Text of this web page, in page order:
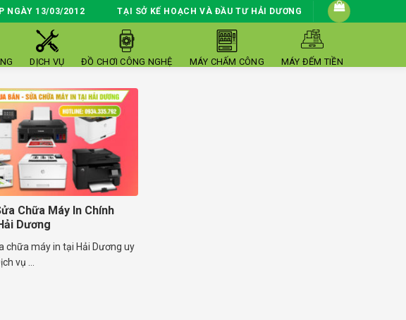
NGÀY 13/03/2012 TẠI SỞ KẾ HOẠCH VÀ ĐẦU TƯ HẢI DƯƠNG
DỊCH VỤ ĐỒ CHƠI CÔNG NGHỆ MÁY CHẤM CÔNG MÁY ĐẾM TIỀN
Chữa Máy In Chính
Dương
chữa máy in tại Hải Dương uy
vụ ...